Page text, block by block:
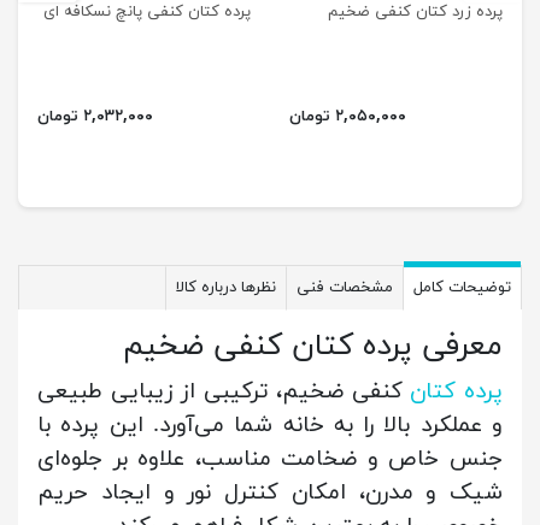
پرده زرد کتان کنفی ضخیم
۲,۰۵۰,۰۰۰ تومان
پرده کتان کنفی پانچ نسکافه ای
۲,۰۳۲,۰۰۰ تومان
توضیحات کامل مشخصات فنی نظرها درباره کالا
معرفی پرده کتان کنفی ضخیم
پرده کتان کنفی ضخیم، ترکیبی از زیبایی طبیعی
و عملکرد بالا را به خانه شما می‌آورد. این پرده با
جنس خاص و ضخامت مناسب، علاوه بر جلوه‌ای
شیک و مدرن، امکان کنترل نور و ایجاد حریم